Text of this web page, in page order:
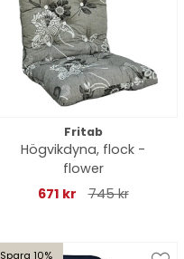
Fritab
Högvikdyna, flock -
flower
671 kr
745 kr
Spara 10%